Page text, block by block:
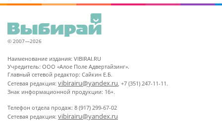
© 2007—2026
Наименование издания: VIBIRAI.RU
Учредитель: ООО «Алое Поле Адвертайзинг».
Главный сетевой редактор: Сайкин Е.Б.
Сетевая редакция: vibirairu@yandex.ru, +7 (351) 247-11-11.
Знак информационной продукции: 16+.
Телефон отдела продаж: 8 (917) 299-67-02
Сетевая редакция: vibirairu@yandex.ru